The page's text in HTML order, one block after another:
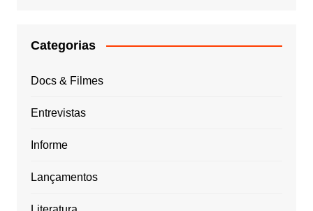
Categorias
Docs & Filmes
Entrevistas
Informe
Lançamentos